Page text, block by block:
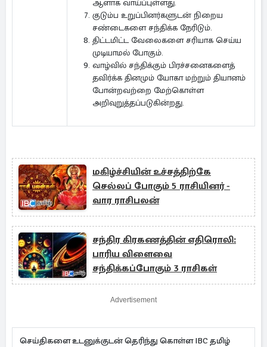
குடும்ப உறுப்பினர்களுடன் நிறைய
சண்டைகளை சந்திக்க நேரிடும்.
திட்டமிட்ட வேலைகளை சரியாக செய்ய
முடியாமல் போகும்.
வாழ்வில் சந்திக்கும் பிரச்சனைகளைத்
தவிர்க்க தினமும் யோகா மற்றும் தியானம்
போன்றவற்றை மேற்கொள்ள
அறிவுறுத்தப்படுகின்றது.
மகிழ்ச்சியின் உச்சத்திற்கே
செல்லப் போகும் 5 ராசியினர் -
வார ராசிபலன்
சந்திர கிரகணத்தின் எதிரொலி:
பாரிய விளைவை
சந்திக்கப்போகும் 3 ராசிகள்
Advertisement
செய்திகளை உடனுக்குடன் தெரிந்து கொள்ள IBC தமிழ்